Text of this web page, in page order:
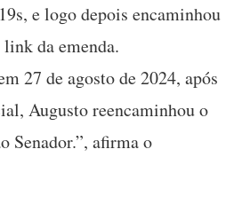
e logo depois encaminhou
da emenda.
27 de agosto de 2024, após
Augusto reencaminhou o
Senador.”, afirma o